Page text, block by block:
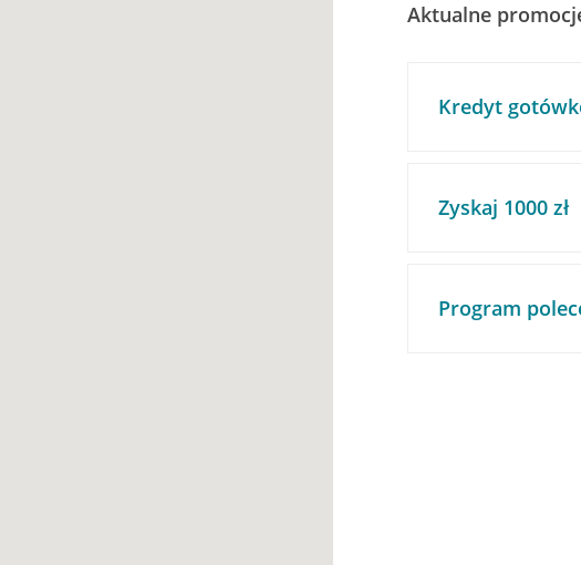
Aktualne
Kredyt
Zyskaj 1000 zł
Program